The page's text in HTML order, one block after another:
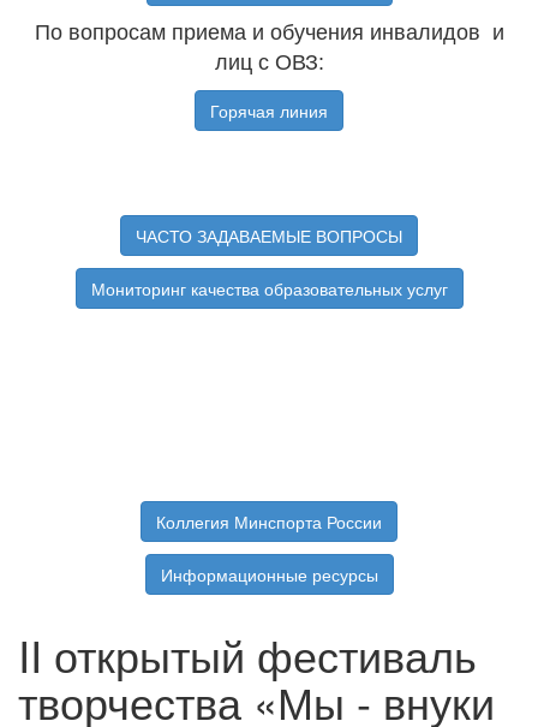
По вопросам приема и обучения инвалидов и
лиц с ОВЗ:
Горячая линия
ЧАСТО ЗАДАВАЕМЫЕ ВОПРОСЫ
Мониторинг качества образовательных услуг
Коллегия Минспорта России
Информационные ресурсы
II открытый фестиваль
творчества «Мы - внуки